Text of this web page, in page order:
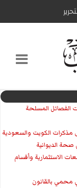
الفصائل المسلحة
مذكرات الكويت والسعودية
الاستثمارية وأقسام
محمي بالقانون